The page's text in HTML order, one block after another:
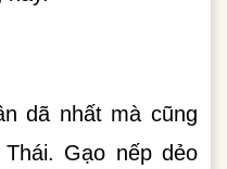
dã nhất mà cũng
Gạo nếp dẻo